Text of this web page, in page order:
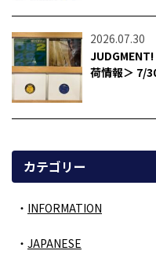
2026.07.30
荷情報＞ 7/
カテゴリー
INFORMATION
JAPANESE